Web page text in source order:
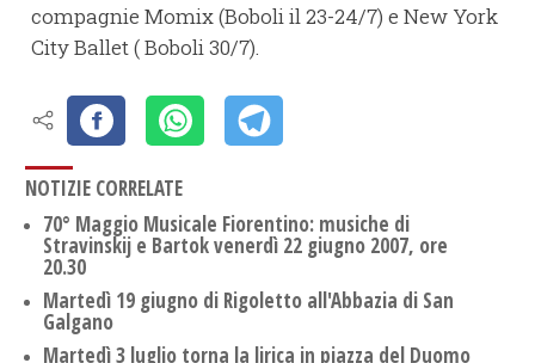
compagnie Momix (Boboli il 23-24/7) e New York
City Ballet ( Boboli 30/7).
NOTIZIE CORRELATE
70° Maggio Musicale Fiorentino: musiche di
Stravinskij e Bartok venerdì 22 giugno 2007, ore
20.30
Martedì 19 giugno di Rigoletto all'Abbazia di San
Galgano
Martedì 3 luglio torna la lirica in piazza del Duomo